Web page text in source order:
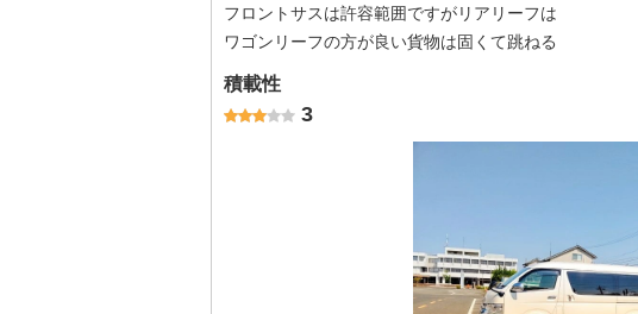
フロントサスは許容範囲ですがリアリーフは
ワゴンリーフの方が良い貨物は固くて跳ねる
積載性
3